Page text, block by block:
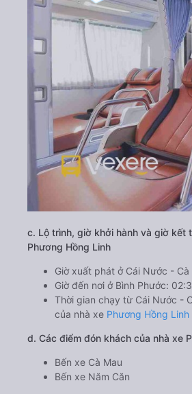
c. Lộ trình, giờ khởi hành và giờ kết
Phương Hồng Linh
Giờ xuất phát ở Cái Nước -
Giờ đến nơi ở Bình Phước:
Thời gian chạy từ Cái Nước -
của nhà xe Phương Hồng Linh
d. Các điểm đón khách của nhà xe
Bến xe Cà Mau
Bến xe Năm Căn